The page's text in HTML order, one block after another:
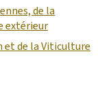
de la
extérieur
de la Viticulture